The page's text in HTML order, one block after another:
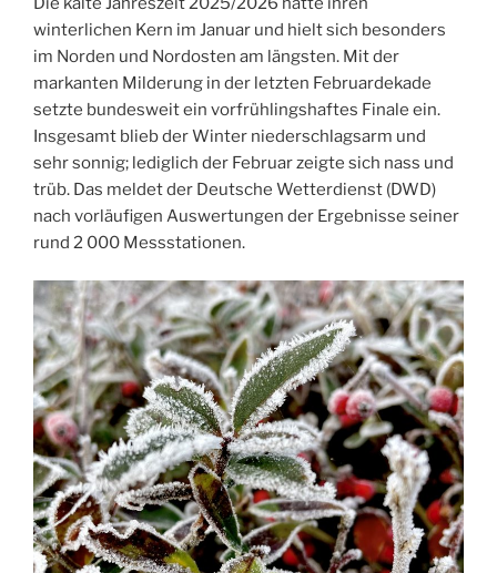
winterlichen Kern im Januar und hielt sich besonders
im Norden und Nordosten am längsten. Mit der
markanten Milderung in der letzten Februardekade
setzte bundesweit ein vorfrühlingshaftes Finale ein.
Insgesamt blieb der Winter niederschlagsarm und
sehr sonnig; lediglich der Februar zeigte sich nass und
trüb. Das meldet der Deutsche Wetterdienst (DWD)
nach vorläufigen Auswertungen der Ergebnisse seiner
rund 2 000 Messstationen.